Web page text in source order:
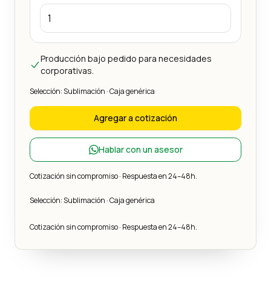
Producción bajo pedido para necesidades
corporativas.
Selección: Sublimación · Caja genérica
Agregar a cotización
Hablar con un asesor
Cotización sin compromiso · Respuesta en 24–48h.
Selección: Sublimación · Caja genérica
Cotización sin compromiso · Respuesta en 24–48h.